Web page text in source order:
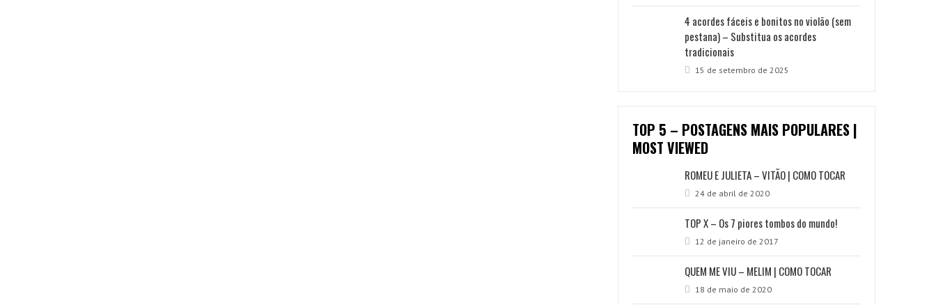
4 acordes fáceis e bonitos no violão (sem
pestana) – Substitua os acordes
tradicionais
15 de setembro de 2025
TOP 5 – POSTAGENS MAIS POPULARES |
MOST VIEWED
ROMEU E JULIETA – VITÃO | COMO TOCAR
24 de abril de 2020
TOP X – Os 7 piores tombos do mundo!
12 de janeiro de 2017
QUEM ME VIU – MELIM | COMO TOCAR
18 de maio de 2020